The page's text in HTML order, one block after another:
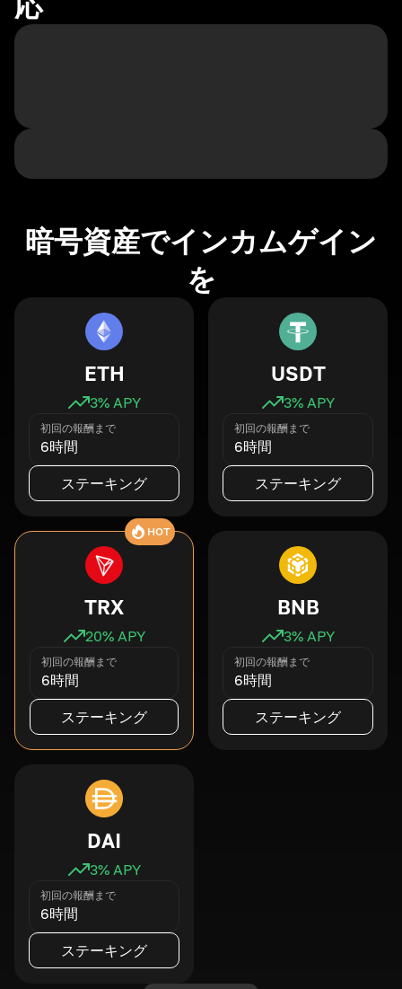
暗号資産でインカムゲイン
を
ETH
3% APY
初回の報酬まで
6時間
ステーキング
USDT
3% APY
初回の報酬まで
6時間
ステーキング
HOT
TRX
20% APY
初回の報酬まで
6時間
ステーキング
BNB
3% APY
初回の報酬まで
6時間
ステーキング
DAI
3% APY
初回の報酬まで
6時間
ステーキング